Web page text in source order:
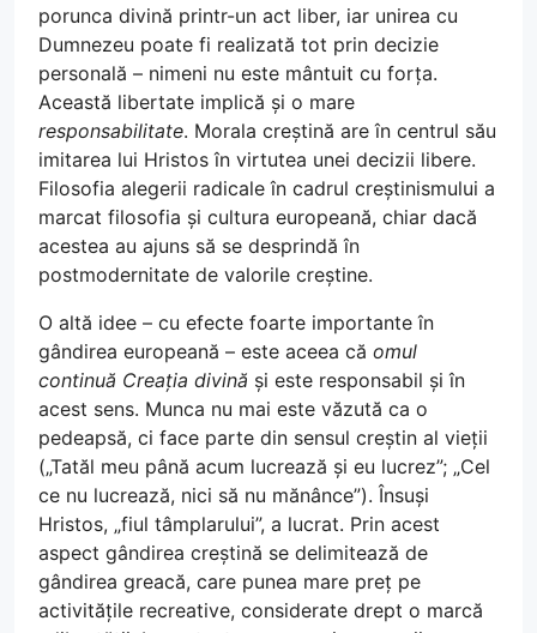
porunca divină printr-un act liber, iar unirea cu
Dumnezeu poate fi realizată tot prin decizie
personală – nimeni nu este mântuit cu forța.
Această libertate implică și o mare
responsabilitate. Morala creștină are în centrul său
imitarea lui Hristos în virtutea unei decizii libere.
Filosofia alegerii radicale în cadrul creștinismului a
marcat filosofia și cultura europeană, chiar dacă
acestea au ajuns să se desprindă în
postmodernitate de valorile creștine.
O altă idee – cu efecte foarte importante în
gândirea europeană – este aceea că omul
continuă Creația divină și este responsabil și în
acest sens. Munca nu mai este văzută ca o
pedeapsă, ci face parte din sensul creștin al vieții
(„Tatăl meu până acum lucrează și eu lucrez”; „Cel
ce nu lucrează, nici să nu mănânce”). Însuși
Hristos, „fiul tâmplarului”, a lucrat. Prin acest
aspect gândirea creștină se delimitează de
gândirea greacă, care punea mare preț pe
activitățile recreative, considerate drept o marcă